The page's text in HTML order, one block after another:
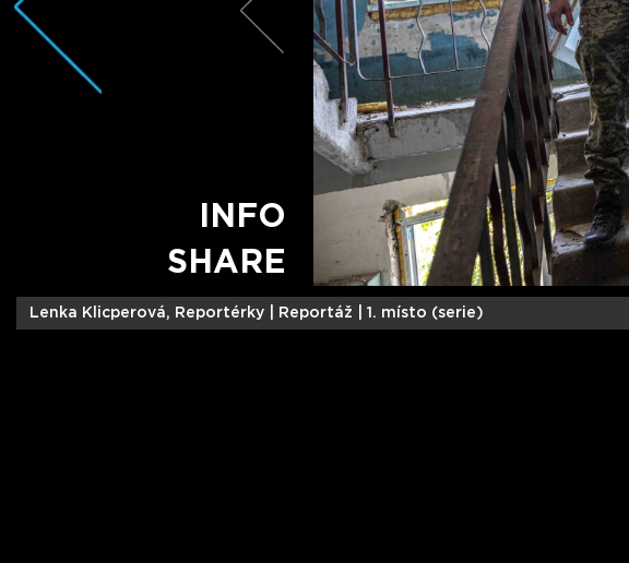
INFO
SHARE
Lenka Klicperová, Reportérky | Reportáž | 1. místo (serie)